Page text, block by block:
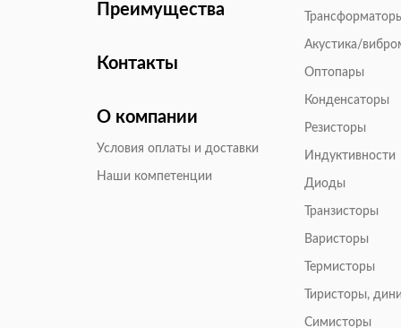
Преимущества
Контакты
О компании
Условия оплаты и доставки
Наши компетенции
Акустика/
Оптопары
Конденсаторы
Резисторы
Индуктивности
Диоды
Транзисторы
Варисторы
Термисторы
Тиристоры,
Симисторы